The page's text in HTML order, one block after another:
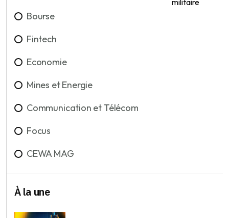
Bourse
Fintech
Economie
Mines et Energie
Communication et Télécom
Focus
CEWA MAG
À la une